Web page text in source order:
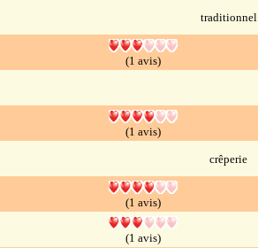
traditionnel
(1 avis)
(1 avis)
crêperie
(1 avis)
(1 avis)